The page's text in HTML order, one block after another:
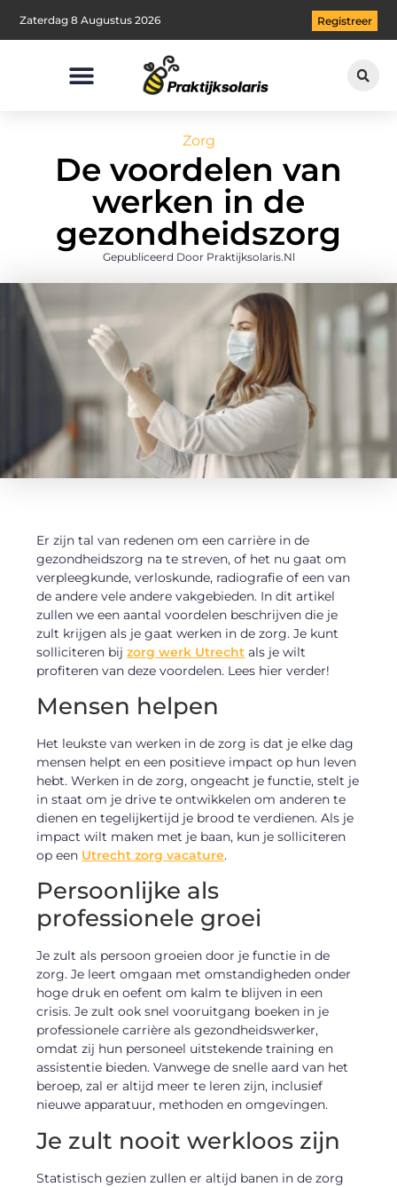
Zaterdag 8 Augustus 2026 Registreer
Zorg
De voordelen van
werken in de
gezondheidszorg
Gepubliceerd Door Praktijksolaris.nl
Er zijn tal van redenen om een ​​carrière in de
gezondheidszorg na te streven, of het nu gaat om
verpleegkunde, verloskunde, radiografie of een van
de andere vele andere vakgebieden. In dit artikel
zullen we een aantal voordelen beschrijven die je
zult krijgen als je gaat werken in de zorg. Je kunt
solliciteren bijzorg werk Utrecht als je wilt
profiteren van deze voordelen. Lees hier verder!
Mensen helpen
Het leukste van werken in de zorg is dat je elke dag
mensen helpt en een positieve impact op hun leven
hebt. Werken in de zorg, ongeacht je functie, stelt je
in staat om je drive te ontwikkelen om anderen te
dienen en tegelijkertijd je brood te verdienen. Als je
impact wilt maken met je baan, kun je solliciteren
op een Utrecht zorg vacature.
Persoonlijke als
professionele groei
Je zult als persoon groeien door je functie in de
zorg. Je leert omgaan met omstandigheden onder
hoge druk en oefent om kalm te blijven in een
crisis. Je zult ook snel vooruitgang boeken in je
professionele carrière als gezondheidswerker,
omdat zij hun personeel uitstekende training en
assistentie bieden. Vanwege de snelle aard van het
beroep, zal er altijd meer te leren zijn, inclusief
nieuwe apparatuur, methoden en omgevingen.
Je zult nooit werkloos zijn
Statistisch gezien zullen er altijd banen in de zorg